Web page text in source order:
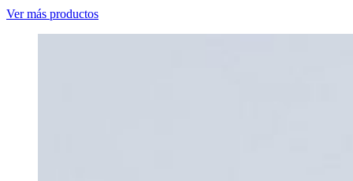
Ver más productos